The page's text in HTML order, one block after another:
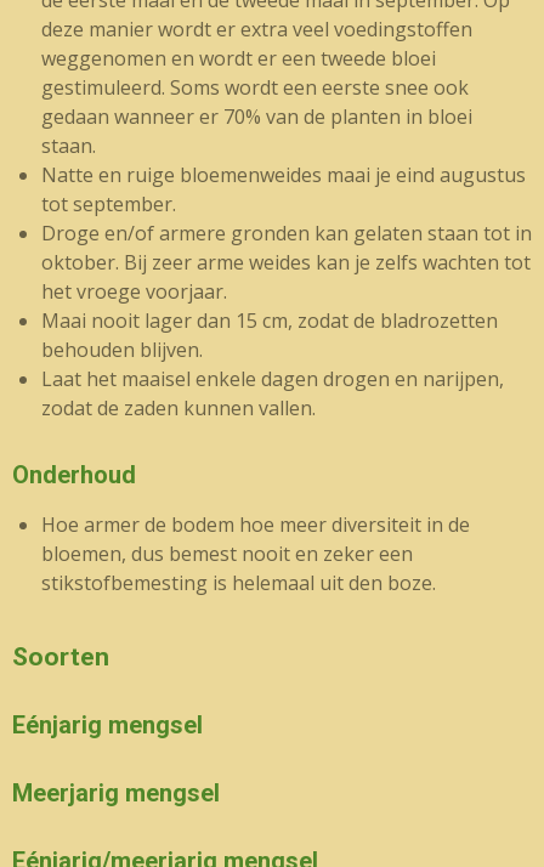
deze manier wordt er extra veel voedingstoffen
weggenomen en wordt er een tweede bloei
gestimuleerd. Soms wordt een eerste snee ook
gedaan wanneer er 70% van de planten in bloei
staan.
Natte en ruige bloemenweides maai je eind augustus
tot september.
Droge en/of armere gronden kan gelaten staan tot in
oktober. Bij zeer arme weides kan je zelfs wachten tot
het vroege voorjaar.
Maai nooit lager dan 15 cm, zodat de bladrozetten
behouden blijven.
Laat het maaisel enkele dagen drogen en narijpen,
zodat de zaden kunnen vallen.
Onderhoud
Hoe armer de bodem hoe meer diversiteit in de
bloemen, dus bemest nooit en zeker een
stikstofbemesting is helemaal uit den boze.
Soorten
Eénjarig mengsel
Meerjarig mengsel